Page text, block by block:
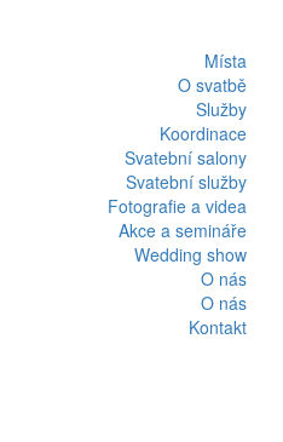
Místa
O svatbě
Služby
Koordinace
Svatební salony
Svatební služby
Fotografie a videa
Akce a semináře
Wedding show
O nás
O nás
Kontakt